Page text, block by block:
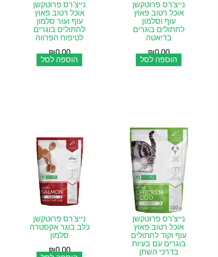
נייצ'רס פרוטקשן
אוכל רטוב פאוץ
עוף וסלמון
לחתולים בוגרים
בדיאטה
₪0.00
הוספה לסל
נייצ'רס פרוטקשן
אוכל רטוב פאוץ
עוף ועור סלמון
לחתולים בוגרים
לטיפוח הפרווה
₪0.00
הוספה לסל
נייצ'רס פרוטקשן
אוכל רטוב פאוץ
עוף וקוד לחתולים
בוגרים עם בעיות
בדרכי השתן
נייצ'רס פרוטקשן
כלב בוגר אקסטרה
סלמון
₪0.00